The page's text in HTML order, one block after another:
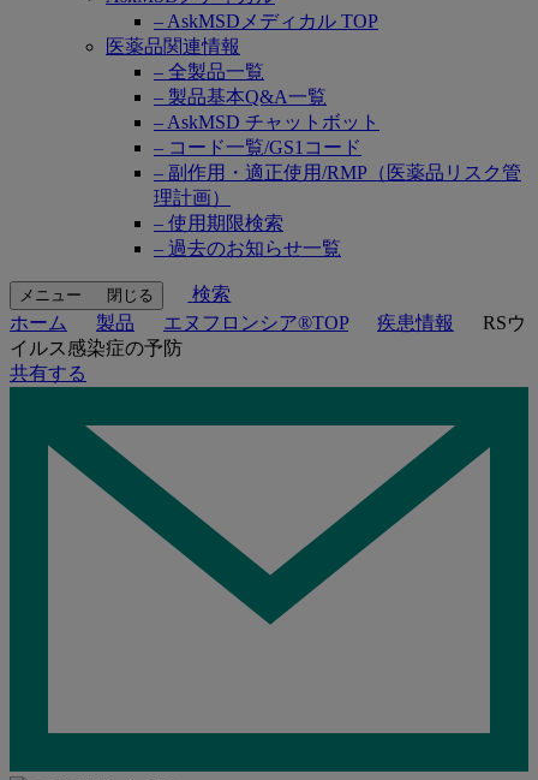
– AskMSDメディカル TOP
医薬品関連情報
– 全製品一覧
– 製品基本Q&A一覧
– AskMSD チャットボット
– コード一覧/GS1コード
– 副作用・適正使用/RMP（医薬品リスク管
理計画）
– 使用期限検索
– 過去のお知らせ一覧
メニュー 閉じる
検索
ホーム
製品 エヌフロンシア®TOP 疾患情報
RSウ
イルス感染症の予防
共有する